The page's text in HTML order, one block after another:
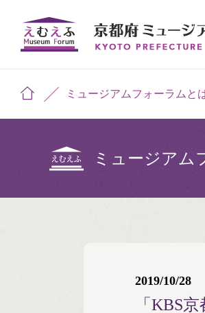
ミュージアムフォーラムと
ミュージアム
2019/10/28
「KBS